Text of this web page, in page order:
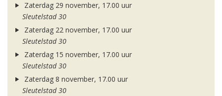
Zaterdag 29 november, 17.00 uur
Sleutelstad 30
Zaterdag 22 november, 17.00 uur
Sleutelstad 30
Zaterdag 15 november, 17.00 uur
Sleutelstad 30
Zaterdag 8 november, 17.00 uur
Sleutelstad 30